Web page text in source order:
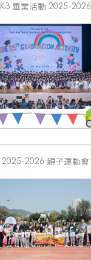
K3 畢業活動 2025-2026
2025-2026 親子運動會